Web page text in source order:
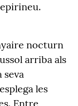
nocturn
arriba als
seva
les
Entre